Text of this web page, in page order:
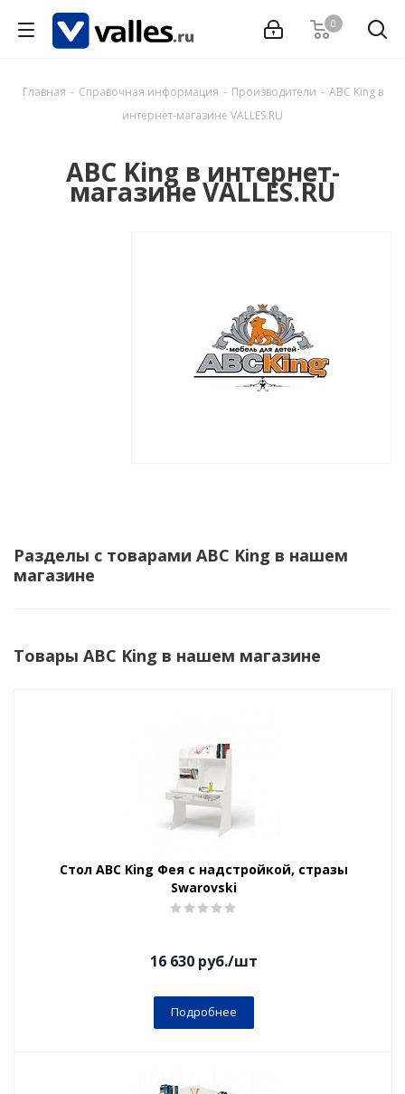
0
Главная - Справочная информация - Производители - ABC King в
интернет-магазине VALLES.RU
ABC King в интернет-
магазине VALLES.RU
Разделы с товарами ABC King в нашем
магазине
Товары ABC King в нашем магазине
Стол ABC King Фея c надстройкой, стразы
Swarovski
16 630руб./шт
Подробнее